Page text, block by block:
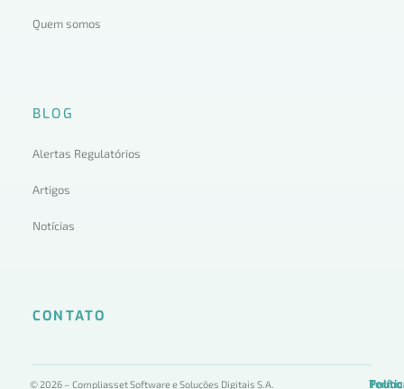
Quem somos
BLOG
Alertas Regulatórios
Artigos
Notícias
CONTATO
© 2026 – Compliasset Software e Soluções Digitais S.A.